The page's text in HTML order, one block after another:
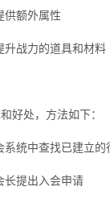
供额外属性
升战力的道具和材料
好处，方法如下：
系统中查找已建立的
长提出入会申请